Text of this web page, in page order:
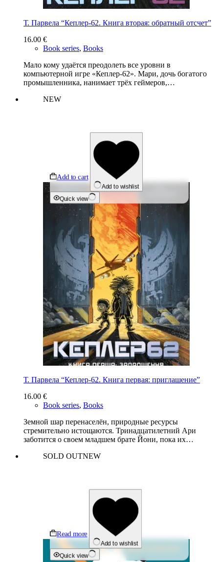
Т. Парвела “Кеплер-62. Книга вторая: обратный отсчет”
16.00 €
Book series, Books
Мало кому удаётся преодолеть все уровни в
компьютерной игре «Кеплер-62». Мари, дочь богатого
промышленника, нанимает трёх геймеров,…
NEW
Add to cart
Add to wishlist
Quick view
Т. Парвела “Кеплер-62. Книга первая: приглашение”
16.00 €
Book series, Books
Земной шар перенаселён, природные ресурсы
стремительно истощаются. Тринадцатилетний Ари
заботится о своем младшем брате Йони, пока их…
SOLD OUTNEW
Read more
Add to wishlist
Quick view